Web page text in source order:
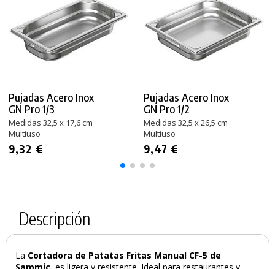
Pujadas Acero Inox
GN Pro 1/3
Medidas 32,5 x 17,6 cm
Multiuso
9,32 €
Pujadas Acero Inox
GN Pro 1/2
Medidas 32,5 x 26,5 cm
Multiuso
9,47 €
Descripción
La Cortadora de Patatas Fritas Manual CF-5 de
Sammic, es ligera y resistente. Ideal para restaurantes y